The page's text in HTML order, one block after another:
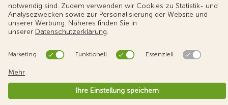
Datenschutz
Cookie-Einstellungen